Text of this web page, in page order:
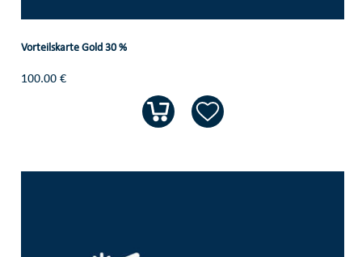
Vorteilskarte Gold 30 %
100.00 €